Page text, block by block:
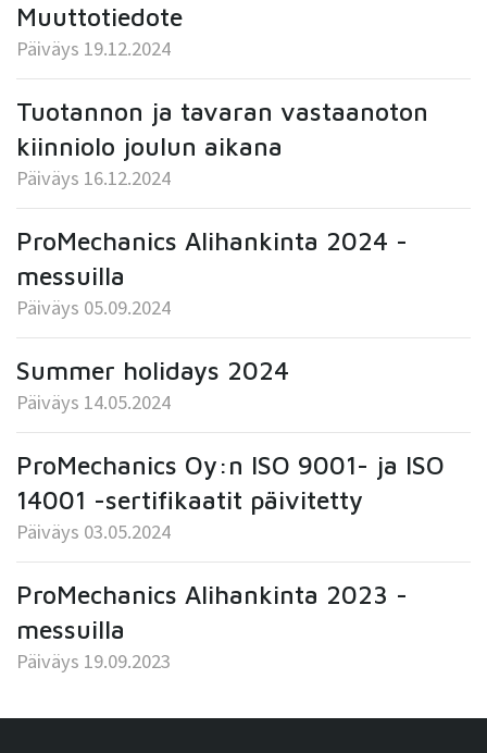
Muuttotiedote
Päiväys 19.12.2024
Tuotannon ja tavaran vastaanoton
kiinniolo joulun aikana
Päiväys 16.12.2024
ProMechanics Alihankinta 2024 -
messuilla
Päiväys 05.09.2024
Summer holidays 2024
Päiväys 14.05.2024
ProMechanics Oy:n ISO 9001- ja ISO
14001 -sertifikaatit päivitetty
Päiväys 03.05.2024
ProMechanics Alihankinta 2023 -
messuilla
Päiväys 19.09.2023